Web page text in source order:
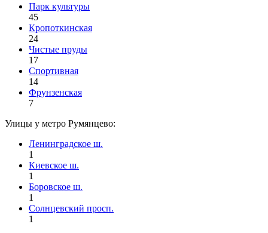
Парк культуры
45
Кропоткинская
24
Чистые пруды
17
Спортивная
14
Фрунзенская
7
Улицы у метро Румянцево:
Ленинградское ш.
1
Киевское ш.
1
Боровское ш.
1
Солнцевский просп.
1